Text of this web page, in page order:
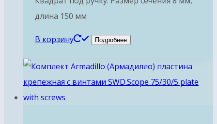
длина 150 мм
В корзину Подробнее